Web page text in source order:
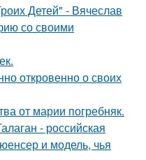
Детей" - Вячеслав
со своими
откровенно о своих
от марии погребняк.
- российская
и модель, чья